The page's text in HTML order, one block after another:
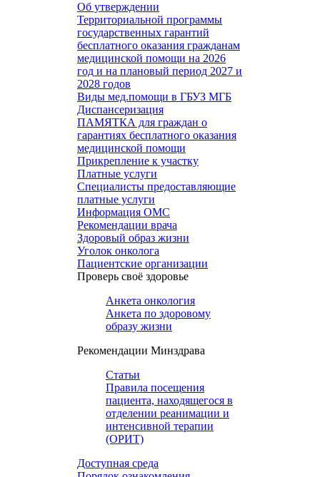
Об утверждении
Территориальной программы
государственных гарантий
бесплатного оказания гражданам
медицинской помощи на 2026
год и на плановый период 2027 и
2028 годов
Виды мед.помощи в ГБУЗ МГБ
Диспансеризация
ПАМЯТКА для граждан о
гарантиях бесплатного оказания
медицинской помощи
Прикрепление к участку
Платные услуги
Специалисты предоставляющие
платные услуги
Информация ОМС
Рекомендации врача
Здоровый образ жизни
Уголок онколога
Пациентские организации
Проверь своё здоровье
Анкета онкология
Анкета по здоровому
образу жизни
Рекомендации Минздрава
Статьи
Правила посещения
пациента, находящегося в
отделении реанимации и
интенсивной терапии
(ОРИТ)
Доступная среда